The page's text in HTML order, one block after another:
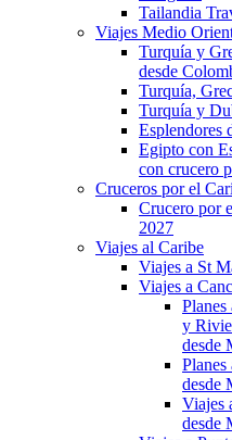
Tailandia
Viajes Medio
Turquía y
desde
Turquía,
Turquía y
Esplendores
Egipto con
con crucero
Cruceros por el
Crucero por
2027
Viajes al Caribe
Viajes a St
Viajes a
Planes
y
desde
Planes
desde
Viajes
desde